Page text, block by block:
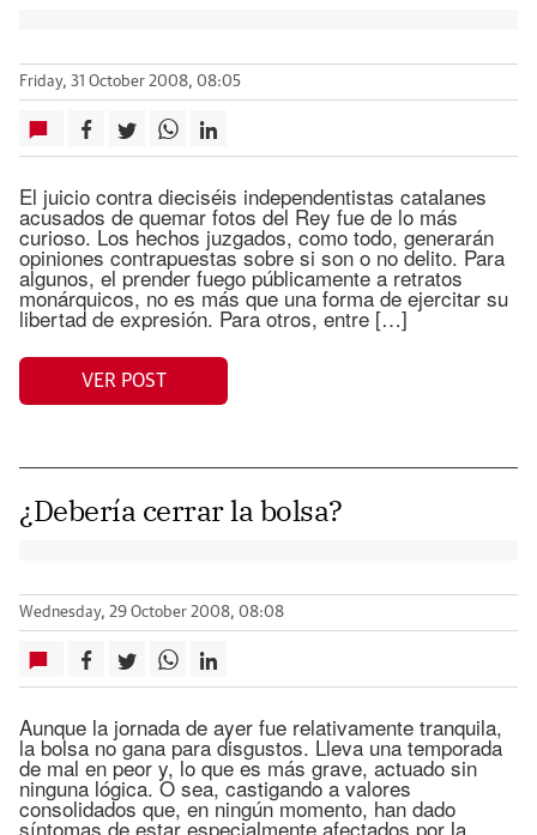
Friday, 31 October 2008, 08:05
El juicio contra dieciséis independentistas catalanes
acusados de quemar fotos del Rey fue de lo más
curioso. Los hechos juzgados, como todo, generarán
opiniones contrapuestas sobre si son o no delito. Para
algunos, el prender fuego públicamente a retratos
monárquicos, no es más que una forma de ejercitar su
libertad de expresión. Para otros, entre […]
VER POST
¿Debería cerrar la bolsa?
Wednesday, 29 October 2008, 08:08
Aunque la jornada de ayer fue relativamente tranquila,
la bolsa no gana para disgustos. Lleva una temporada
de mal en peor y, lo que es más grave, actuado sin
ninguna lógica. O sea, castigando a valores
consolidados que, en ningún momento, han dado
síntomas de estar especialmente afectados por la